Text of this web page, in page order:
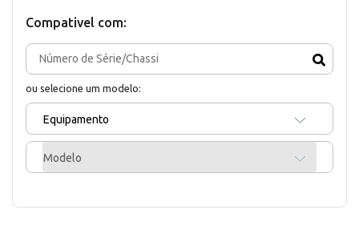
Compativel com:
ou selecione um modelo:
Equipamento
Modelo